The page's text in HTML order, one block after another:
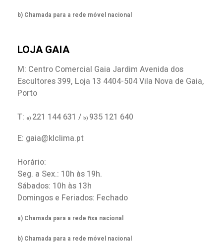
b) Chamada para a rede móvel nacional
LOJA GAIA
M: Centro Comercial Gaia Jardim Avenida dos
Escultores 399, Loja 13 4404-504 Vila Nova de Gaia,
Porto
T: a) 221 144 631 / b) 935 121 640
E: gaia@klclima.pt
Horário:
Seg. a Sex.: 10h às 19h.
Sábados: 10h às 13h
Domingos e Feriados: Fechado
a) Chamada para a rede fixa nacional
b) Chamada para a rede móvel nacional